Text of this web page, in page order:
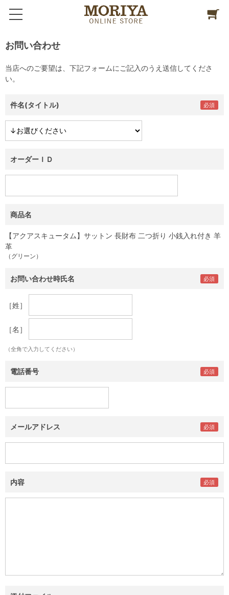
お問い合わせ
当店へのご要望は、下記フォームにご記入のうえ送信してくださ
い。
件名(タイトル)
オーダーＩＤ
商品名
【アクアスキュータム】サットン 長財布 二つ折り 小銭入れ付き 羊
革
（グリーン）
お問い合わせ時氏名
［姓］
［名］
（全角で入力してください）
電話番号
メールアドレス
内容